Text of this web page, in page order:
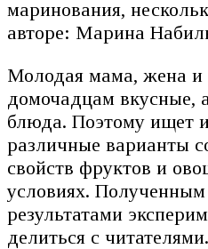
маринования,
авторе: Марина
Молодая мама, жена и
домочадцам вкусные,
блюда. Поэтому ищет
различные варианты
свойств фруктов и
условиях.
результатами
делиться с читателями.